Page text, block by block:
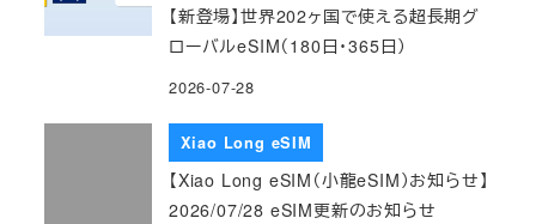
【新登場】世界202ヶ国で使える超長期グ
ローバルeSIM（180日・365日）
2026-07-28
Xiao Long eSIM
【Xiao Long eSIM（小龍eSIM）お知らせ】
2026/07/28 eSIM更新のお知らせ